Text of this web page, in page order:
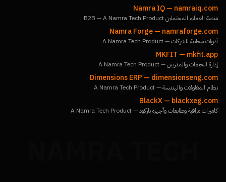
Namra IQ— namraiq.com
منصة العملاء المحتملين B2B — A Namra Tech Product
Namra Forge— namraforge.com
أدوات مجانية للشركات — A Namra Tech Product
MKFIT — mkfit.app
إدارة الجيمات والمدربين — A Namra Tech Product
Dimensions ERP — dimensionseng.com
نظام المقاولات والهندسة — A Namra Tech Product
BlackX— blackxeg.com
كاميرات مراقبة وطابعات وأجهزة باركود — A Namra Tech Product